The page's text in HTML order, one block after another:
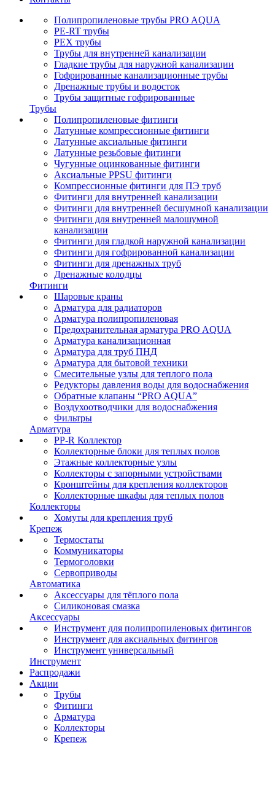
Полипропиленовые трубы PRO AQUA
PE-RT трубы
PEX трубы
Трубы для внутренней канализации
Гладкие трубы для наружной канализации
Гофрированные канализационные трубы
Дренажные трубы и водосток
Трубы защитные гофрированные
Трубы
Полипропиленовые фитинги
Латунные компрессионные фитинги
Латунные аксиальные фитинги
Латунные резьбовые фитинги
Чугунные оцинкованные фитинги
Аксиальные PPSU фитинги
Компрессионные фитинги для ПЭ труб
Фитинги для внутренней канализации
Фитинги для внутренней бесшумной канализации
Фитинги для внутренней малошумной
канализации
Фитинги для гладкой наружной канализации
Фитинги для гофрированной канализации
Фитинги для дренажных труб
Дренажные колодцы
Фитинги
Шаровые краны
Арматура для радиаторов
Арматура полипропиленовая
Предохранительная арматура PRO AQUA
Арматура канализационная
Арматура для труб ПНД
Арматура для бытовой техники
Смесительные узлы для теплого пола
Редукторы давления воды для водоснабжения
Обратные клапаны “PRO AQUA”
Воздухоотводчики для водоснабжения
Фильтры
Арматура
PP-R Коллектор
Коллекторные блоки для теплых полов
Этажные коллекторные узлы
Коллекторы с запорными устройствами
Кронштейны для крепления коллекторов
Коллекторные шкафы для теплых полов
Коллекторы
Хомуты для крепления труб
Крепеж
Термостаты
Коммуникаторы
Термоголовки
Сервоприводы
Автоматика
Аксессуары для тёплого пола
Силиконовая смазка
Аксессуары
Инструмент для полипропиленовых фитингов
Инструмент для аксиальных фитингов
Инструмент универсальный
Инструмент
Распродажи
Акции
Трубы
Фитинги
Арматура
Коллекторы
Крепеж